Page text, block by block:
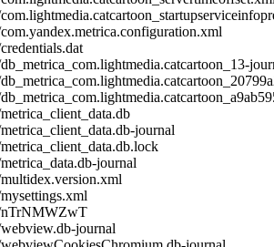
journal
journal
nTrNMWZwT
journal